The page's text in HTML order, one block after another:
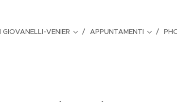
VENIER APPUNTAMENTI